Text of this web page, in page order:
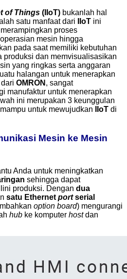
of Things (IIoT) bukanlah hal
satu manfaat dari
IIoT ini
proses
mesin hingga
pada saat memiliki kebutuhan
produksi dan memvisualisasikan
yang ringkas serta anggaran
halangan untuk menerapkan
dari OMRON , sangat
manufaktur untuk menerapkan
ini merupakan 3 keunggulan
untuk mewujudkan IIoT di
Mesin ke Mesin
Anda untuk meningkatkan
sehingga dapat
produksi. Dengan dua
satu Ethernet portserial
option board) mengurangi
hub ke komputer hostdan